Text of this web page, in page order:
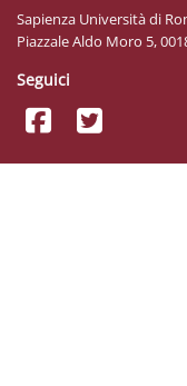
Sapienza Università di
Piazzale Aldo Moro 5,
Seguici